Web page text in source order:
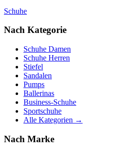
Schuhe
Nach Kategorie
Schuhe Damen
Schuhe Herren
Stiefel
Sandalen
Pumps
Ballerinas
Business-Schuhe
Sportschuhe
Alle Kategorien →
Nach Marke